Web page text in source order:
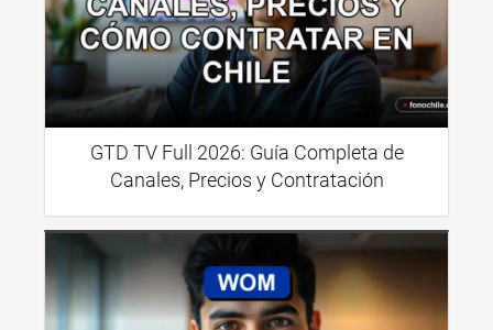
GTD TV Full 2026: Guía Completa de
Canales, Precios y Contratación